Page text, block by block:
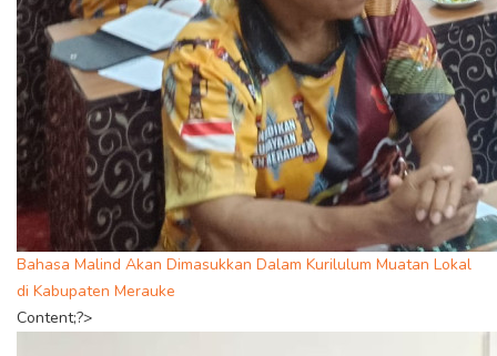
Bahasa Malind Akan Dimasukkan Dalam Kurilulum Muatan Lokal
di Kabupaten Merauke
Content;?>